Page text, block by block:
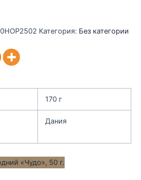
Категория: Без категории
170 г
Дания